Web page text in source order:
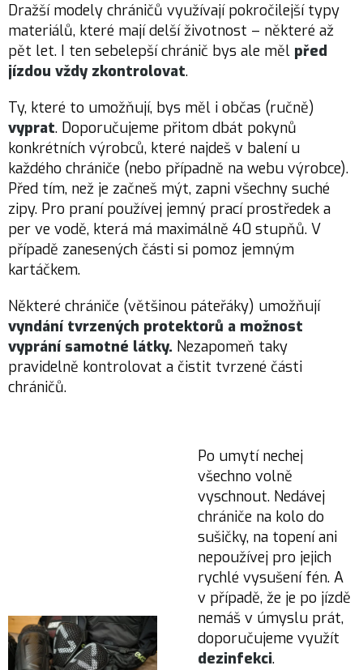
Dražší modely chráničů využívají pokročilejší typy
materiálů, které mají delší životnost – některé až
pět let. I ten sebelepší chránič bys ale měl před
jízdou vždy zkontrolovat.
Ty, které to umožňují, bys měl i občas (ručně)
vyprat. Doporučujeme přitom dbát pokynů
konkrétních výrobců, které najdeš v balení u
každého chrániče (nebo případně na webu výrobce).
Před tím, než je začneš mýt, zapni všechny suché
zipy. Pro praní používej jemný prací prostředek a
per ve vodě, která má maximálně 40 stupňů. V
případě zanesených části si pomoz jemným
kartáčkem.
Některé chrániče (většinou páteřáky) umožňují
vyndání tvrzených protektorů a možnost
vyprání samotné látky. Nezapomeň taky
pravidelně kontrolovat a čistit tvrzené části
chráničů.
Po umytí nechej
všechno volně
vyschnout. Nedávej
chrániče na kolo do
sušičky, na topení ani
nepoužívej pro jejich
rychlé vysušení fén. A
v případě, že je po jízdě
nemáš v úmyslu prát,
doporučujeme využít
dezinfekci.